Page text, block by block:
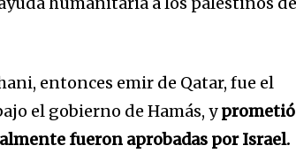
entonces emir de Qatar, fue el
el gobierno de Hamás, yprometió
fueron aprobadas por Israel.